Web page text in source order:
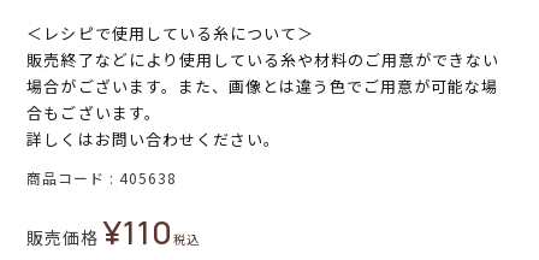
＜レシピで使用している糸について＞
販売終了などにより使用している糸や材料のご用意ができない
場合がございます。また、画像とは違う色でご用意が可能な場
合もございます。
詳しくはお問い合わせください。
商品コード 405638
販売価格 ¥110税込